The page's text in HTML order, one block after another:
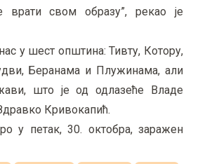
свом образу”, рекао је
у шест општина: Тивту, Котору,
Беранама и Плужинама, али
што је од одлазеће Владе
Кривокапић.
у петак, 30. октобра, заражен